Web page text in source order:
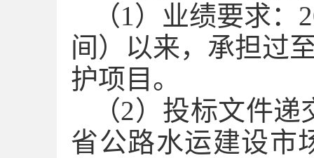
（1）业绩要求：
间 ）以来，承担过
护项目 。
（2）投标文件递
省公路水运建设市